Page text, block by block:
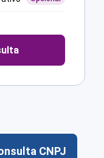
CNPJ